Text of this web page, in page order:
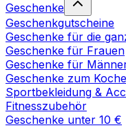
Geschenke
Geschenkgutscheine
Geschenke für die
Geschenke für Frauen
Geschenke für
Geschenke zum
Sportbekleidung &
Fitnesszubehör
Geschenke unter 10 €